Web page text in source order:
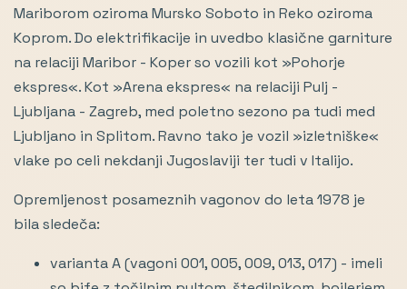
Mariborom oziroma Mursko Soboto in Reko oziroma
Koprom. Do elektrifikacije in uvedbo klasične garniture
na relaciji Maribor - Koper so vozili kot »Pohorje
ekspres«. Kot »Arena ekspres« na relaciji Pulj -
Ljubljana - Zagreb, med poletno sezono pa tudi med
Ljubljano in Splitom. Ravno tako je vozil »izletniške«
vlake po celi nekdanji Jugoslaviji ter tudi v Italijo.
Opremljenost posameznih vagonov do leta 1978 je
bila sledeča:
varianta A (vagoni 001, 005, 009, 013, 017) - imeli